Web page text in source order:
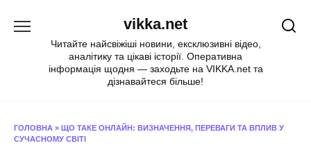
vikka.net
Читайте найсвіжіші новини, ексклюзивні відео,
аналітику та цікаві історії. Оперативна
інформація щодня — заходьте на VIKKA.net та
дізнавайтеся більше!
ГОЛОВНА » ЩО ТАКЕ ОНЛАЙН: ВИЗНАЧЕННЯ, ПЕРЕВАГИ ТА ВПЛИВ У
СУЧАСНОМУ СВІТІ